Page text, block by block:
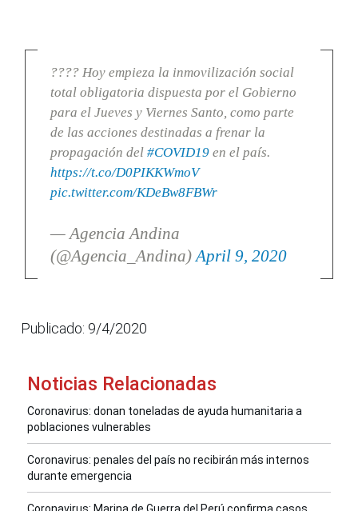
???? Hoy empieza la inmovilización social
total obligatoria dispuesta por el Gobierno
para el Jueves y Viernes Santo, como parte
de las acciones destinadas a frenar la
propagación del #COVID19en el país.
https://t.co/D0PIKKWmoV
pic.twitter.com/KDeBw8FBWr
— Agencia Andina
(@Agencia_Andina) April 9, 2020
Publicado: 9/4/2020
Noticias Relacionadas
Coronavirus: donan toneladas de ayuda humanitaria a
poblaciones vulnerables
Coronavirus: penales del país no recibirán más internos
durante emergencia